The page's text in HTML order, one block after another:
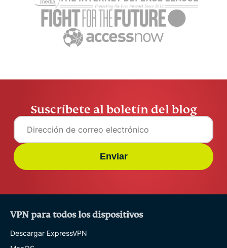
elimina
Greg Govin 4 min
privacidad
evitar sus
Suscríbete al boletín del blog
Enviar
VPN para todos los dispositivos
Descargar ExpressVPN